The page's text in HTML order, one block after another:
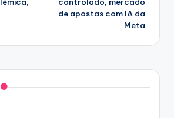
de apostas com IA da
Meta